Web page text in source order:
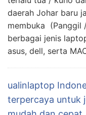
daerah Johar baru
membuka (Panggil
berbagai jenis
asus, dell, serta
ualinlaptop
terpercaya untuk